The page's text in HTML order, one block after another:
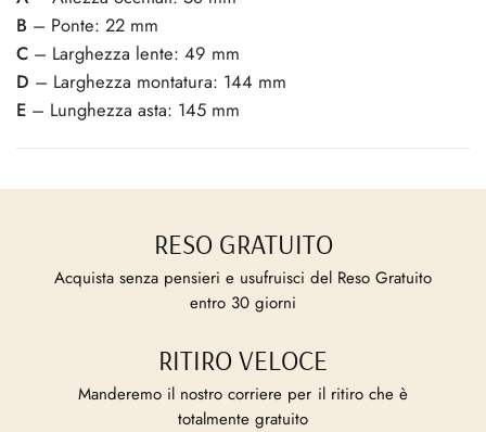
B – Ponte: 22 mm
C – Larghezza lente: 49 mm
D – Larghezza montatura: 144 mm
E – Lunghezza asta: 145 mm
RESO GRATUITO
Acquista senza pensieri e usufruisci del Reso Gratuito
entro 30 giorni
RITIRO VELOCE
Manderemo il nostro corriere per il ritiro che è
totalmente gratuito